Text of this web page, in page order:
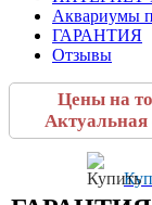
Аквариумы
ГАРАНТИЯ
Отзывы
Цены на
Актуальная